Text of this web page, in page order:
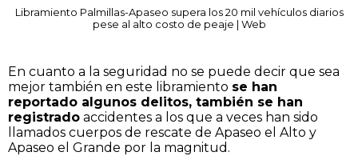
Libramiento Palmillas-Apaseo supera los 20 mil vehículos diarios
pese al alto costo de peaje | Web
En cuanto a la seguridad no se puede decir que sea
mejor también en este libramiento se han
reportado algunos delitos, también se han
registrado accidentes a los que a veces han sido
llamados cuerpos de rescate de Apaseo el Alto y
Apaseo el Grande por la magnitud.